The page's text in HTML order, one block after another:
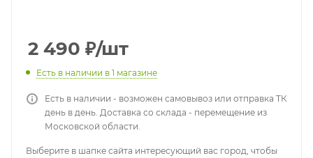
2 490 ₽/шт
Есть в наличии в 1 магазине
Есть в наличии - возможен самовывоз или отправка ТК
день в день. Доставка со склада - перемещение из
Московской области.
Выберите в шапке сайта интересующий вас город, чтобы